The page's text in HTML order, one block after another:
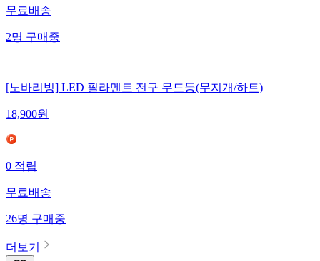
무료배송
2명구매중
[노바리빙] LED 필라멘트 전구 무드등(무지개/하트)
18,900원
0적립
무료배송
26명구매중
더보기